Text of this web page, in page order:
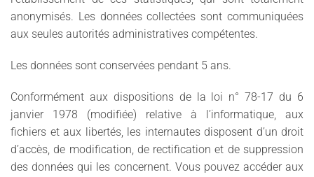
anonymisés. Les données collectées sont communiquées
aux seules autorités administratives compétentes.
Les données sont conservées pendant 5 ans.
Conformément aux dispositions de la loi n° 78-17 du 6
janvier 1978 (modifiée) relative à l’informatique, aux
fichiers et aux libertés, les internautes disposent d’un droit
d’accès, de modification, de rectification et de suppression
des données qui les concernent. Vous pouvez accéder aux